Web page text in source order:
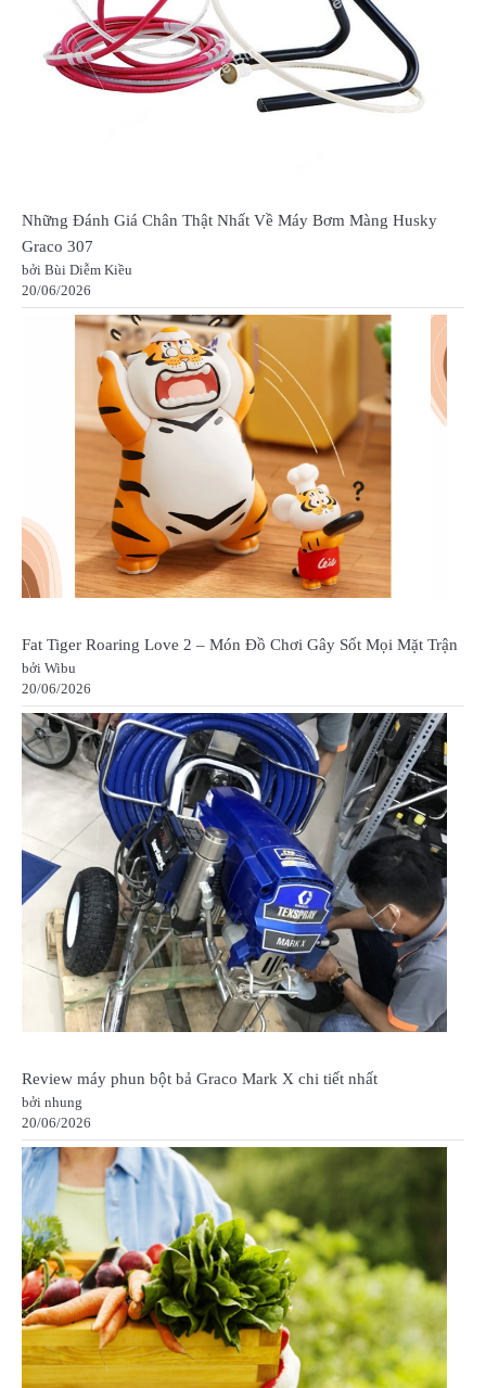
Những Đánh Giá Chân Thật Nhất Về Máy Bơm Màng Husky
Graco 307
bởi Bùi Diễm Kiều
20/06/2026
Fat Tiger Roaring Love 2 – Món Đồ Chơi Gây Sốt Mọi Mặt Trận
bởi Wibu
20/06/2026
Review máy phun bột bả Graco Mark X chi tiết nhất
bởi nhung
20/06/2026